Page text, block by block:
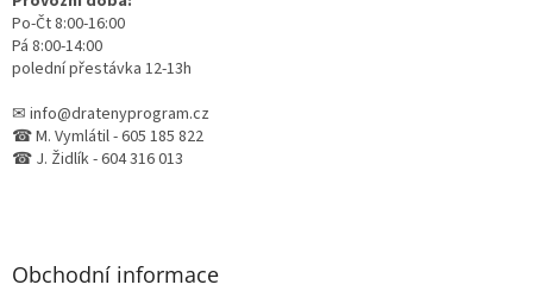
Po-Čt 8:00-16:00
Pá 8:00-14:00
polední přestávka 12-13h
✉ info@dratenyprogram.cz
☎ M. Vymlátil - 605 185 822
☎ J. Židlík - 604 316 013
Obchodní informace